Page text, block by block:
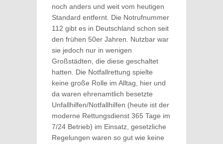
noch anders und weit vom heutigen
Standard entfernt. Die Notrufnummer
112 gibt es in Deutschland schon seit
den frühen 50er Jahren. Nutzbar war
sie jedoch nur in wenigen
Großstädten, die diese geschaltet
hatten. Die Notfallrettung spielte
keine große Rolle im Alltag, hier und
da waren ehrenamtlich besetzte
Unfallhilfen/Notfallhilfen (heute ist der
moderne Rettungsdienst 365 Tage im
7/24 Betrieb) im Einsatz, gesetzliche
Regelungen waren so gut wie keine